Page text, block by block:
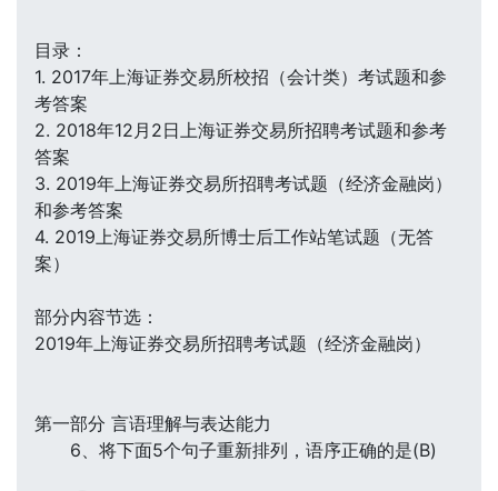
目录：
1. 2017年上海证券交易所校招（会计类）考试题和参
考答案
2. 2018年12月2日上海证券交易所招聘考试题和参考
答案
3. 2019年上海证券交易所招聘考试题（经济金融岗）
和参考答案
4. 2019上海证券交易所博士后工作站笔试题（无答
案）
部分内容节选：
2019年上海证券交易所招聘考试题（经济金融岗）
第一部分 言语理解与表达能力
6、将下面5个句子重新排列，语序正确的是(B)